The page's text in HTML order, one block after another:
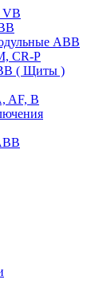
VB
ABB
CR-P
( Щиты )
AF, B